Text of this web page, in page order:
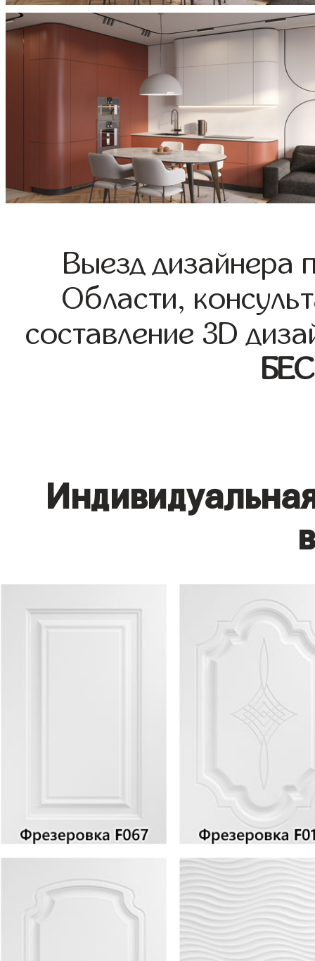
Выезд дизайнера
Области,
составление 3D